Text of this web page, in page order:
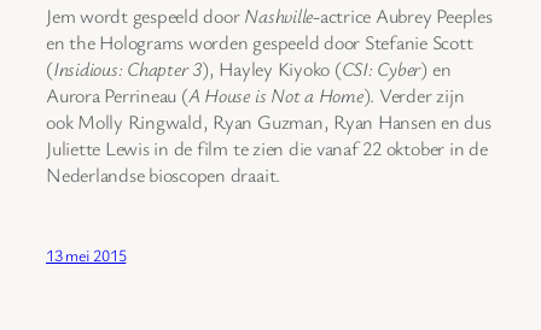
Jem wordt gespeeld doorNashville-actrice Aubrey Peeples
en the Holograms worden gespeeld door Stefanie Scott
(Insidious: Chapter 3), Hayley Kiyoko (CSI: Cyber) en
Aurora Perrineau (A House is Not a Home). Verder zijn
ook Molly Ringwald, Ryan Guzman, Ryan Hansen en dus
Juliette Lewis in de film te zien die vanaf 22 oktober in de
Nederlandse bioscopen draait.
13 mei 2015